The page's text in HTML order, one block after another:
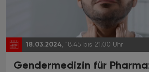
18.03.2024, 18.45 bis 21.00 Uhr
Gendermedizin für